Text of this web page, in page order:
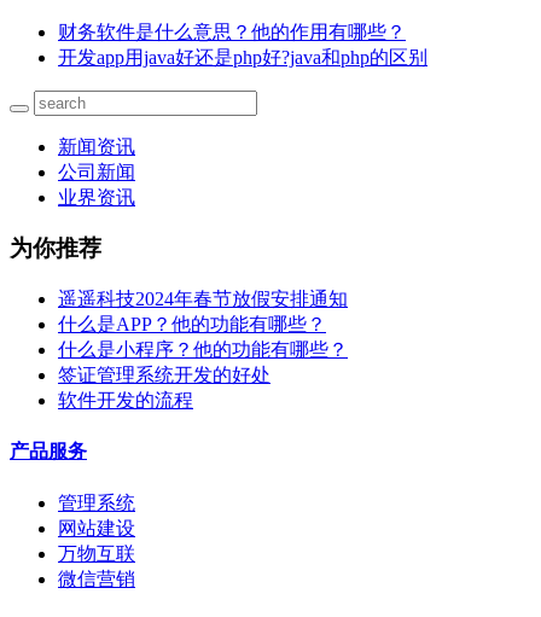
财务软件是什么意思？他的作用有哪些？
开发app用java好还是php好?java和php的区别
新闻资讯
公司新闻
业界资讯
为你推荐
遥遥科技2024年春节放假安排通知
什么是APP？他的功能有哪些？
什么是小程序？他的功能有哪些？
签证管理系统开发的好处
软件开发的流程
产品服务
管理系统
网站建设
万物互联
微信营销